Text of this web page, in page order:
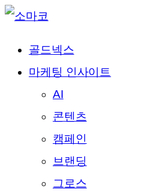
골드넥스
마케팅 인사이트
AI
콘텐츠
캠페인
브랜딩
그로스